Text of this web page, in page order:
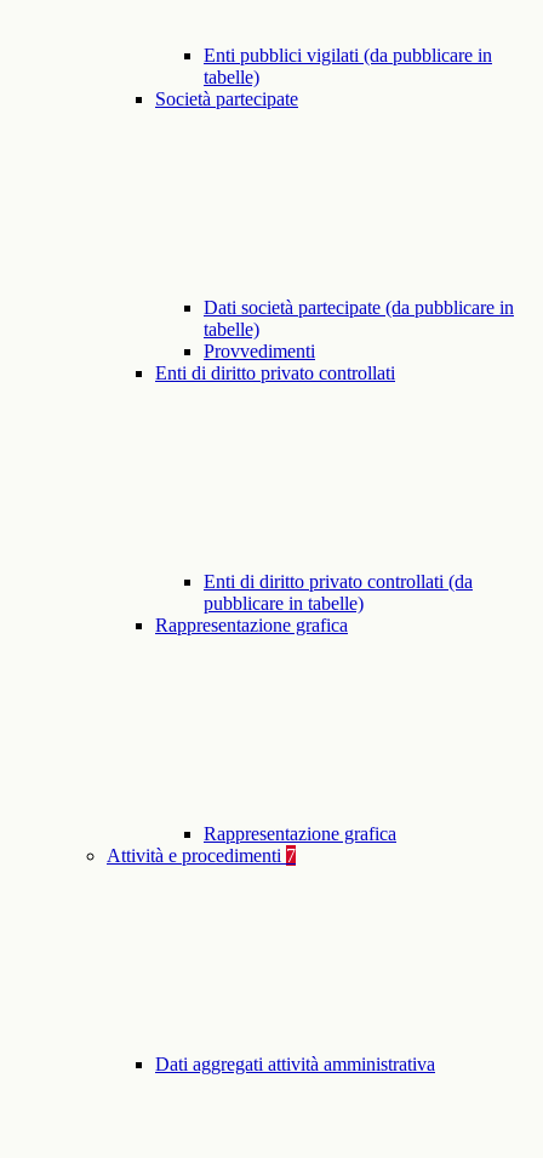
Enti pubblici vigilati (da pubblicare in
tabelle)
Società partecipate
Dati società partecipate (da pubblicare in
tabelle)
Provvedimenti
Enti di diritto privato controllati
Enti di diritto privato controllati (da
pubblicare in tabelle)
Rappresentazione grafica
Rappresentazione grafica
Attività e procedimenti 7
Dati aggregati attività amministrativa